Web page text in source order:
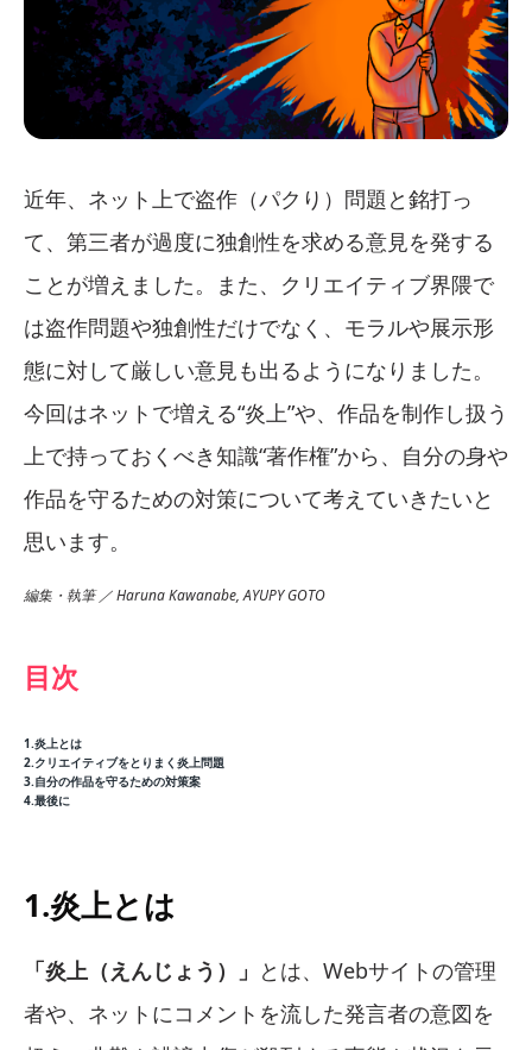
近年、ネット上で盗作（パクり）問題と銘打っ
て、第三者が過度に独創性を求める意見を発する
ことが増えました。また、クリエイティブ界隈で
は盗作問題や独創性だけでなく、モラルや展示形
態に対して厳しい意見も出るようになりました。
今回はネットで増える“炎上”や、作品を制作し扱う
上で持っておくべき知識“著作権”から、自分の身や
作品を守るための対策について考えていきたいと
思います。
編集・執筆 ／ Haruna Kawanabe, AYUPY GOTO
目次
1.炎上とは
2.クリエイティブをとりまく炎上問題
3.自分の作品を守るための対策案
4.最後に
1.炎上とは
「炎上（えんじょう）」 とは、Webサイトの管理
者や、ネットにコメントを流した発言者の意図を